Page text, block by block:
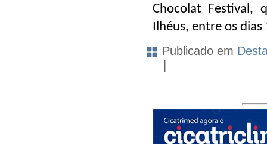
Chocolat Festival,
Ilhéus, entre os
Publicado em